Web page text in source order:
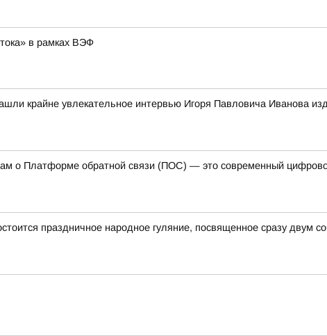
в рамках ВЭФ
крайне увлекательное интервью Игоря Павловича Иванова
о Платформе обратной связи (ПОС) — это современный
праздничное народное гуляние, посвященное сразу